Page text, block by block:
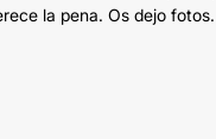
la pena. Os dejo